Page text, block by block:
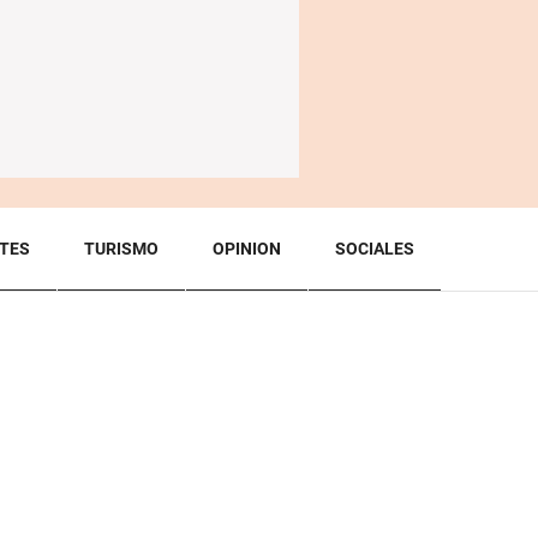
TURISMO OPINION SOCIALES